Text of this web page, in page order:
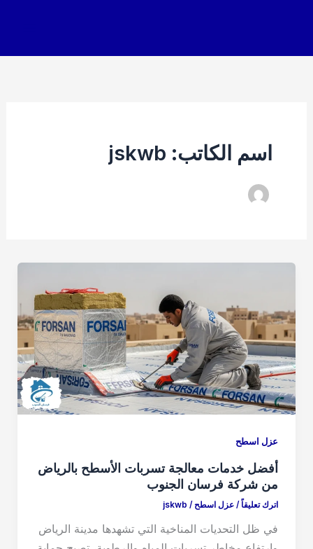
اسم الكاتب: jskwb
عزل اسطح
أفضل خدمات معالجة تسربات الأسطح بالرياض
من شركة فرسان الجنوب
اترك تعليقاً / عزل اسطح /
jskwb
في ظل التحديات المناخية التي تشهدها مدينة الرياض